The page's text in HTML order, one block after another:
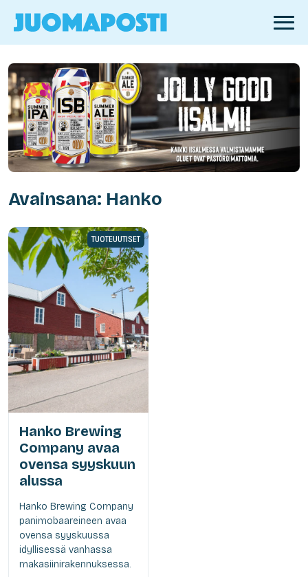
Avainsana: Hanko
TUOTEUUTISET
Hanko Brewing
Company avaa
ovensa syyskuun
alussa
Hanko Brewing Company
panimobaareineen avaa
ovensa syyskuussa
idyllisessä vanhassa
makasiinirakennuksessa.